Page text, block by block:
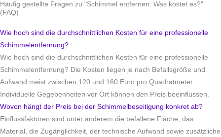
Häufig gestellte Fragen zu "Schimmel entfernen: Was kostet es?"
(FAQ)
Wie hoch sind die durchschnittlichen Kosten für eine professionelle
Schimmelentfernung?
Wie hoch sind die durchschnittlichen Kosten für eine professionelle
Schimmelentfernung? Die Kosten liegen je nach Befallsgröße und
Aufwand meist zwischen 120 und 160 Euro pro Quadratmeter.
Individuelle Gegebenheiten vor Ort können den Preis beeinflussen.
Wovon hängt der Preis bei der Schimmelbeseitigung konkret ab?
Einflussfaktoren sind unter anderem die befallene Fläche, das
Material, die Zugänglichkeit, der technische Aufwand sowie zusätzliche